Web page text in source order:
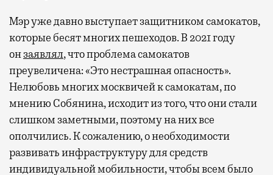
Мэр уже давно выступает защитником самокатов,
которые бесят многих пешеходов. В 2021 году
онзаявлял, что проблема самокатов
преувеличена: «Это нестрашная опасность».
Нелюбовь многих москвичей к самокатам, по
мнению Собянина, исходит из того, что они стали
слишком заметными, поэтому на них все
ополчились. К сожалению, о необходимости
развивать инфраструктуру для средств
индивидуальной мобильности, чтобы всем было